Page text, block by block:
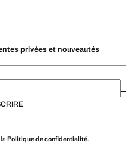
privées et nouveautés
Politique de confidentialité.